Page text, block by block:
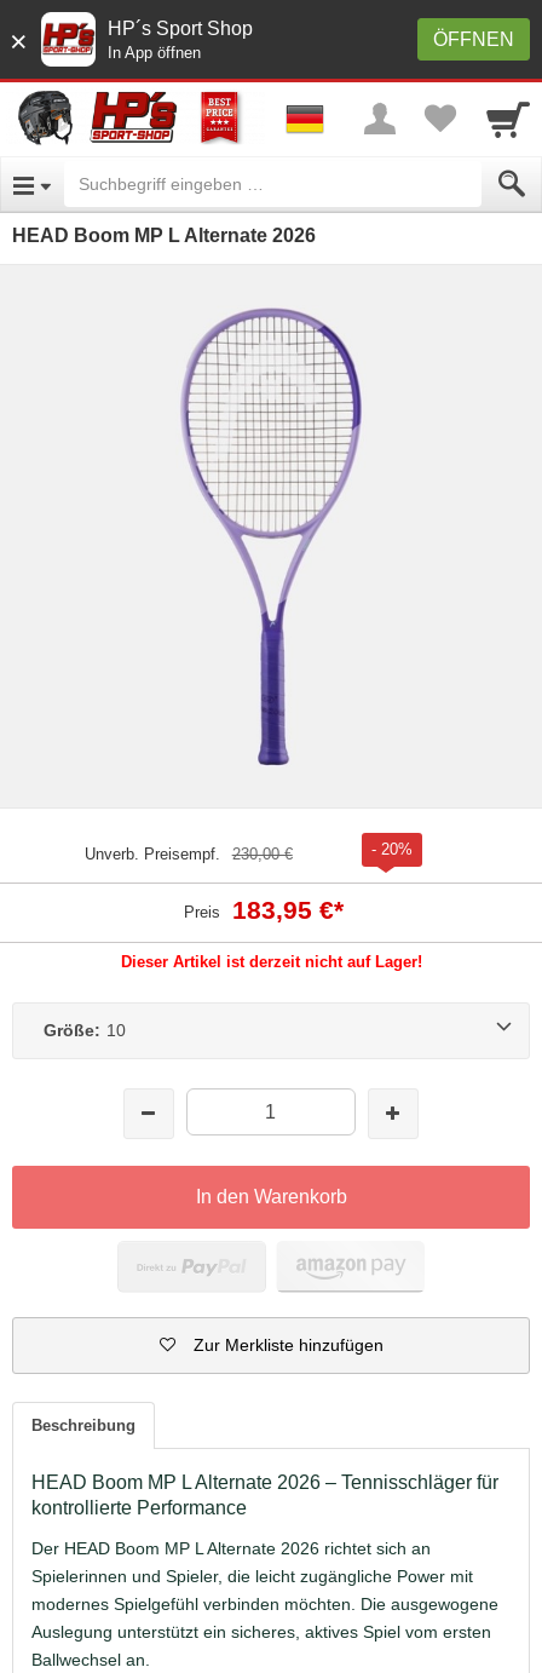
× ÖFFNEN
HP´s Sport Shop
In App öffnen
HEAD Boom MP L Alternate 2026
Unverb. Preisempf. 230,00 € - 20%
Preis 183,95 €*
Dieser Artikel ist derzeit nicht auf Lager!
Größe: 10
In den Warenkorb
Zur Merkliste hinzufügen
Beschreibung
HEAD Boom MP L Alternate 2026 – Tennisschläger für
kontrollierte Performance
Der HEAD Boom MP L Alternate 2026 richtet sich an
Spielerinnen und Spieler, die leicht zugängliche Power mit
modernes Spielgefühl verbinden möchten. Die ausgewogene
Auslegung unterstützt ein sicheres, aktives Spiel vom ersten
Ballwechsel an.